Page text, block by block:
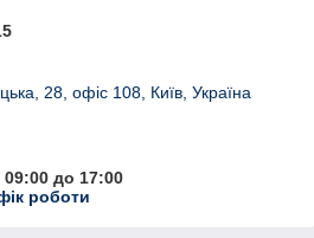
28, офіс 108, Київ, Україна
до 17:00
роботи